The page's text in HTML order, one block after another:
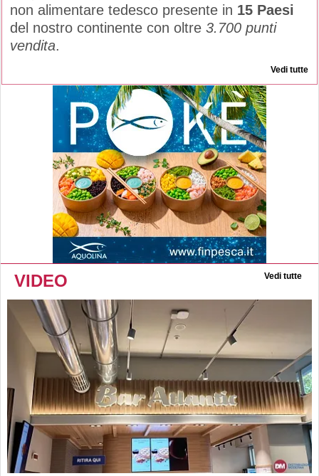
non alimentare tedesco presente in 15 Paesi
del nostro continente con oltre 3.700 punti
vendita.
Vedi tutte
VIDEO Vedi tutte